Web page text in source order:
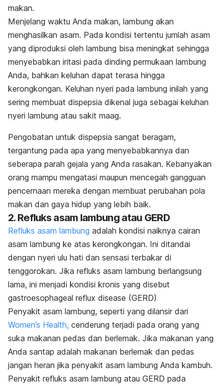
makan.
Menjelang waktu Anda makan, lambung akan
menghasilkan asam. Pada kondisi tertentu jumlah asam
yang diproduksi oleh lambung bisa meningkat sehingga
menyebabkan iritasi pada dinding permukaan lambung
Anda, bahkan keluhan dapat terasa hingga
kerongkongan. Keluhan nyeri pada lambung inilah yang
sering membuat dispepsia dikenal juga sebagai keluhan
nyeri lambung atau sakit maag.
Pengobatan untuk dispepsia sangat beragam,
tergantung pada apa yang menyebabkannya dan
seberapa parah gejala yang Anda rasakan. Kebanyakan
orang mampu mengatasi maupun mencegah gangguan
pencernaan mereka dengan membuat perubahan pola
makan dan gaya hidup yang lebih baik.
2. Refluks asam lambung atau GERD
Refluks asam lambung adalah kondisi naiknya cairan
asam lambung ke atas kerongkongan. Ini ditandai
dengan nyeri ulu hati dan sensasi terbakar di
tenggorokan. Jika refluks asam lambung berlangsung
lama, ini menjadi kondisi kronis yang disebut
gastroesophageal reflux disease (GERD)
Penyakit asam lambung, seperti yang dilansir dari
Women’s Health, cenderung terjadi pada orang yang
suka makanan pedas dan berlemak. Jika makanan yang
Anda santap adalah makanan berlemak dan pedas
jangan heran jika penyakit asam lambung Anda kambuh.
Penyakit refluks asam lambung atau GERD pada